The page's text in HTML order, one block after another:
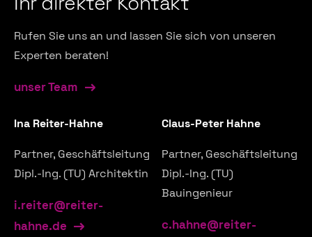
Rufen Sie uns an und lassen Sie sich von unseren
Experten beraten!
unser Team
Ina Reiter-Hahne
Partner, Geschäftsleitung
Dipl.-Ing. (TU) Architektin
i.reiter@reiter-
hahne.de
Claus-Peter Hahne
Partner, Geschäftsleitung
Dipl.-Ing. (TU)
Bauingenieur
c.hahne@reiter-